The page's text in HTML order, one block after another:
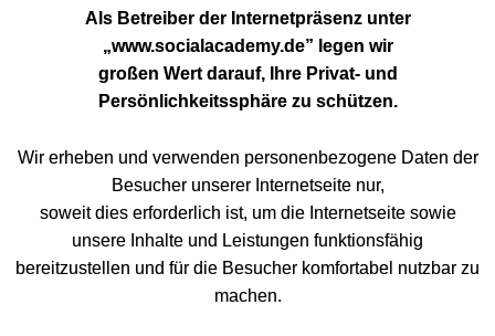
Als Betreiber der Internetpräsenz unter
„www.socialacademy.de” legen wir
großen Wert darauf, Ihre Privat- und
Persönlichkeitssphäre zu schützen.
Wir erheben und verwenden personenbezogene Daten der
Besucher unserer Internetseite nur,
soweit dies erforderlich ist, um die Internetseite sowie
unsere Inhalte und Leistungen funktionsfähig
bereitzustellen und für die Besucher komfortabel nutzbar zu
machen.